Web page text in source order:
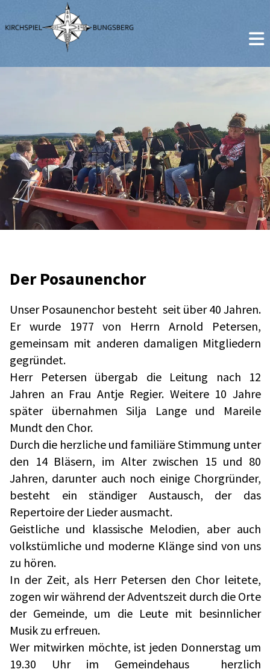
Der Posaunenchor
Unser Posaunenchor besteht seit über 40 Jahren.
Er wurde 1977 von Herrn Arnold Petersen,
gemeinsam mit anderen damaligen Mitgliedern
gegründet.
Herr Petersen übergab die Leitung nach 12
Jahren an Frau Antje Regier. Weitere 10 Jahre
später übernahmen Silja Lange und Mareile
Mundt den Chor.
Durch die herzliche und familiäre Stimmung unter
den 14 Bläsern, im Alter zwischen 15 und 80
Jahren, darunter auch noch einige Chorgründer,
besteht ein ständiger Austausch, der das
Repertoire der Lieder ausmacht.
Geistliche und klassische Melodien, aber auch
volkstümliche und moderne Klänge sind von uns
zu hören.
In der Zeit, als Herr Petersen den Chor leitete,
zogen wir während der Adventszeit durch die Orte
der Gemeinde, um die Leute mit besinnlicher
Musik zu erfreuen.
Wer mitwirken möchte, ist jeden Donnerstag um
19.30 Uhr im Gemeindehaus herzlich